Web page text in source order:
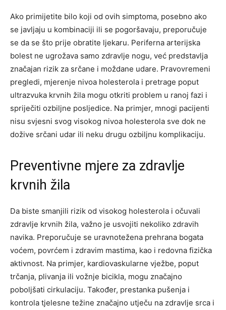
Ako primijetite bilo koji od ovih simptoma, posebno ako
se javljaju u kombinaciji ili se pogoršavaju, preporučuje
se da se što prije obratite ljekaru. Periferna arterijska
bolest ne ugrožava samo zdravlje nogu, već predstavlja
značajan rizik za srčane i moždane udare. Pravovremeni
pregledi, mjerenje nivoa holesterola i pretrage poput
ultrazvuka krvnih žila mogu otkriti problem u ranoj fazi i
spriječiti ozbiljne posljedice. Na primjer, mnogi pacijenti
nisu svjesni svog visokog nivoa holesterola sve dok ne
dožive srčani udar ili neku drugu ozbiljnu komplikaciju.
Preventivne mjere za zdravlje
krvnih žila
Da biste smanjili rizik od visokog holesterola i očuvali
zdravlje krvnih žila, važno je usvojiti nekoliko zdravih
navika. Preporučuje se uravnotežena prehrana bogata
voćem, povrćem i zdravim mastima, kao i redovna fizička
aktivnost. Na primjer, kardiovaskularne vježbe, poput
trčanja, plivanja ili vožnje bicikla, mogu značajno
poboljšati cirkulaciju. Također, prestanka pušenja i
kontrola tjelesne težine značajno utječu na zdravlje srca i